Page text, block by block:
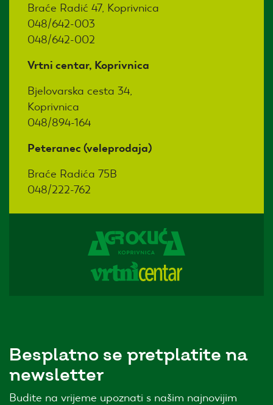
Braće Radić 47, Koprivnica
048/642-003
048/642-002
Vrtni centar, Koprivnica
Bjelovarska cesta 34,
Koprivnica
048/894-164
Peteranec (veleprodaja)
Braće Radića 75B
048/222-762
Besplatno se pretplatite na
newsletter
Budite na vrijeme upoznati s našim najnovijim